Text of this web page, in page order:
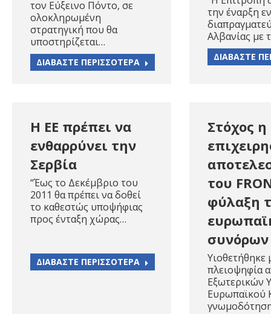
τον Εύξεινο Πόντο, σε
ολοκληρωμένη
στρατηγική που θα
υποστηρίζεται…
ΔΙΑΒΑΣΤΕ ΠΕΡΙΣΣΟΤΕΡΑ
την έναρξη
Αλβανίας με
ΔΙΑΒΑΣΤΕ
Η ΕΕ πρέπει να
ενθαρρύνει την
Σερβία
“Έως το Δεκέμβριο του
2011 θα πρέπει να δοθεί
το καθεστώς υποψήφιας
προς ένταξη χώρας…
ΔΙΑΒΑΣΤΕ ΠΕΡΙΣΣΟΤΕΡΑ
Στόχος η
του
φύλαξη
συνόρων
Υιοθετήθηκε
πλειοψηφία
Εξωτερικών
Ευρωπαϊκού